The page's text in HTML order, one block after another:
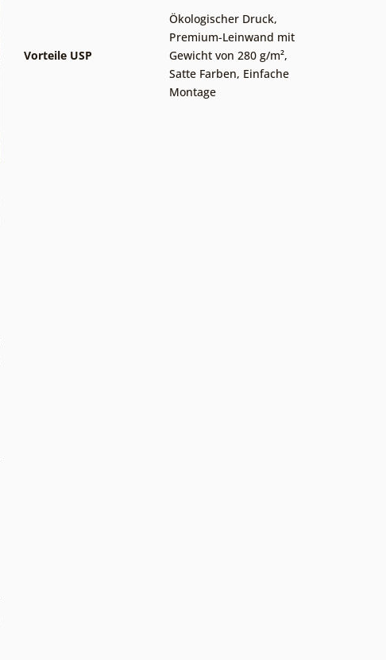
Vorteile USP
Ökologischer Druck,
Premium-Leinwand mit
Gewicht von 280 g/m²,
Satte Farben, Einfache
Montage